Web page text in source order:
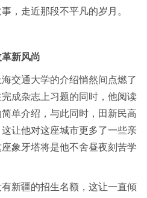
，走近那段不平凡的岁月。
新风尚
交通大学的介绍悄然间点燃了
成杂志上习题的同时，他阅读
单介绍，与此同时，田新民高
让他对这座城市更多了一些亲
象牙塔将是他不舍昼夜刻苦学
新疆的招生名额，这让一直倾